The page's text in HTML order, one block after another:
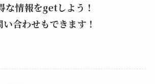
な情報をgetしよう！
い合わせもできます！